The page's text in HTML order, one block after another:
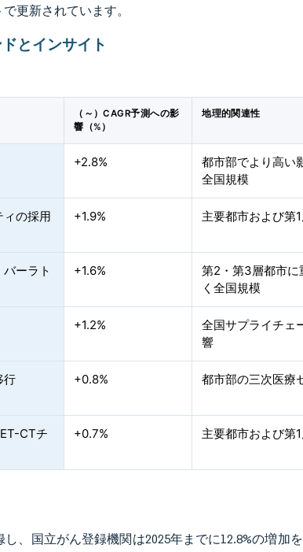
更新されています。
とインサイト
（～）CAGR予測への影
響（%）
地理的関連性
+2.8%
都市部でより高い
全国規模
の採用
+1.9% 主要都市および第
ーラト
+1.6%
第2・第3層都市に
く全国規模
+1.2%
全国サプライチェ
響
行 +0.8% 都市部の三次医療
CTチ
+0.7% 主要都市および第
、国立がん登録機関は2025年までに12.8%の増加